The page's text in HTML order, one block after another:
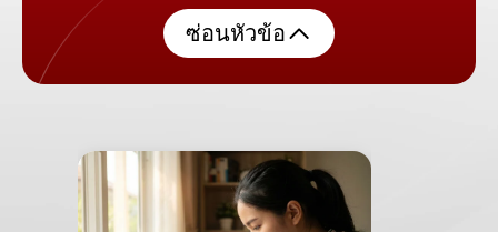
ซ่อนหัวข้อ